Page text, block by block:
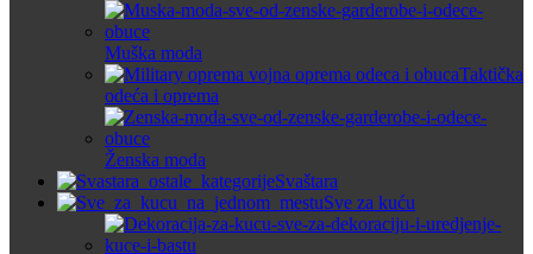
Muška moda
Taktička
odeća i oprema
Ženska moda
Svaštara
Sve za kuću